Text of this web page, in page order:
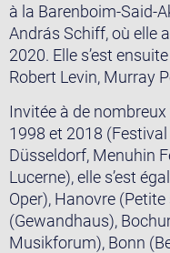
à la Barenboim-Said-
András Schiff, où elle
2020. Elle s’est
Robert Levin, Murray
Invitée à de
1998 et 2018
Düsseldorf, Menuhin
Lucerne), elle s’est
Oper), Hanovre
(Gewandhaus),
Musikforum), Bonn